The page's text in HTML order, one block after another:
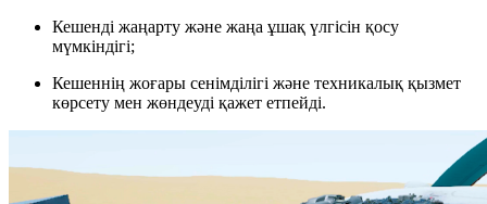
Кешенді жаңарту және жаңа ұшақ үлгісін қосу
мүмкіндігі;
Кешеннің жоғары сенімділігі және техникалық қызмет
көрсету мен жөндеуді қажет етпейді.